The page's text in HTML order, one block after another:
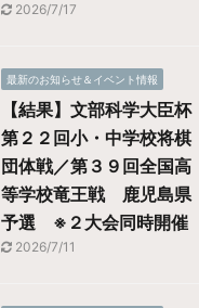
2026/7/17
最新のお知らせ＆イベント情報
【結果】文部科学大臣杯
第２２回小・中学校将棋
団体戦／第３９回全国高
等学校竜王戦 鹿児島県
予選 ※２大会同時開催
2026/7/11